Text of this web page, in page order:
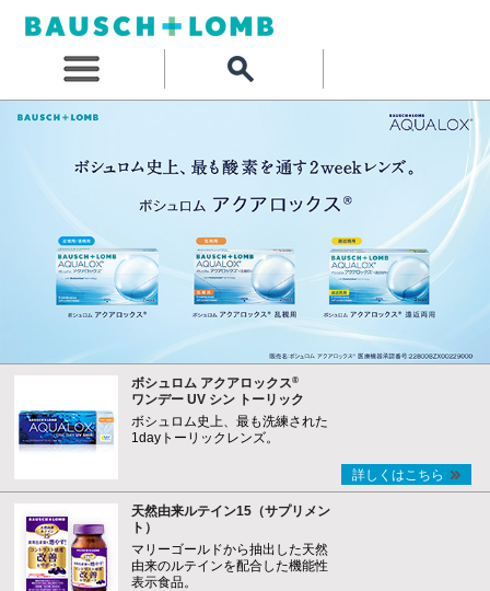
ボシュロム アクアロックス®
ワンデー UV シン トーリック
ボシュロム史上、最も洗練された
1dayトーリックレンズ。
詳しくはこちら
天然由来ルテイン15（サプリメン
ト）
マリーゴールドから抽出した天然
由来のルテインを配合した機能性
表示食品。